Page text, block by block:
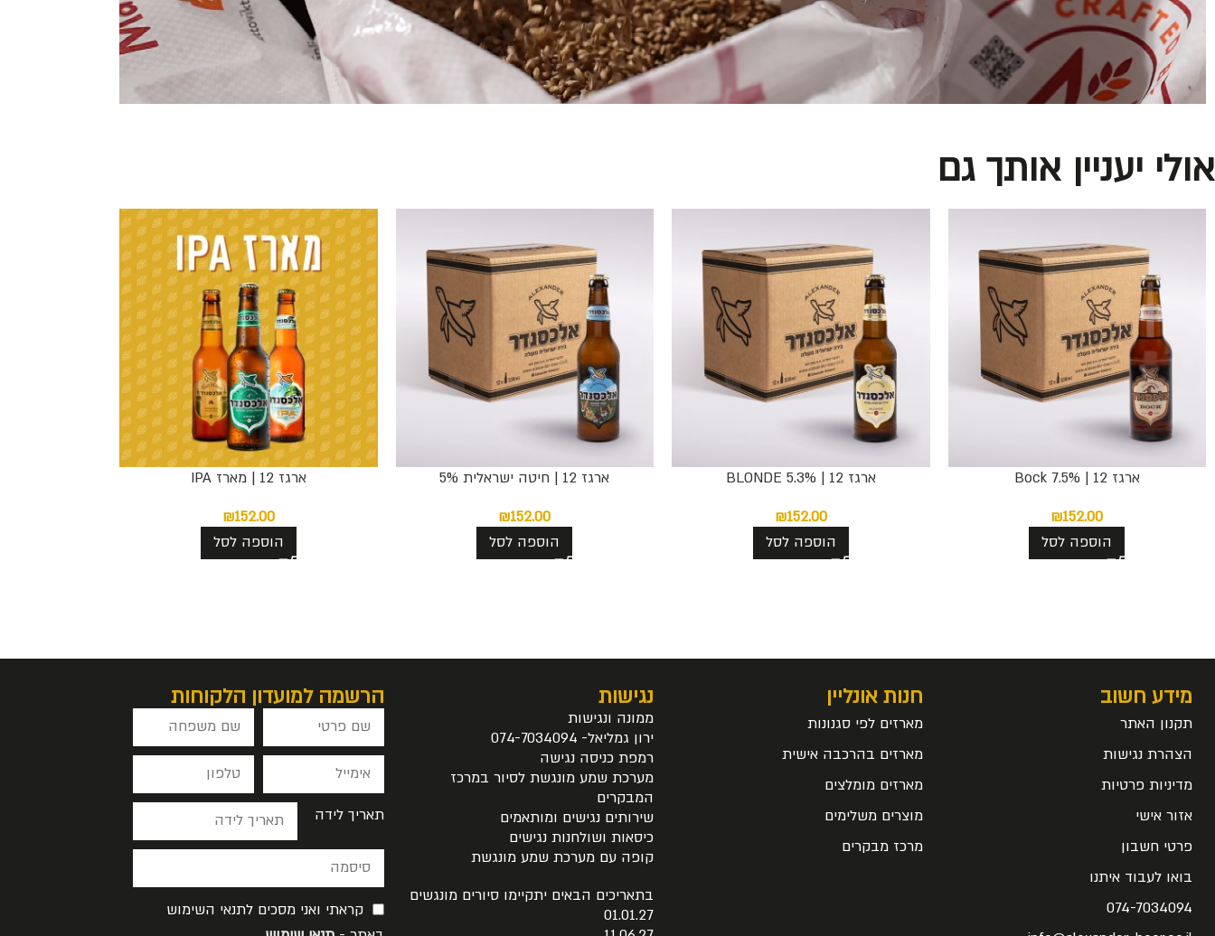
אולי יעניין אותך גם
ארגז 12 | 7.5% Bock
₪152.00
הוספה לסל
ארגז 12 | BLONDE 5.3%
₪152.00
הוספה לסל
ארגז 12 | חיטה ישראלית 5%
₪152.00
הוספה לסל
ארגז 12 | מארז IPA
₪152.00
הוספה לסל
מידע חשוב
תקנון האתר
הצהרת נגישות
מדיניות פרטיות
אזור אישי
פרטי חשבון
בואו לעבוד איתנו
074-7034094
חנות אונליין
מארזים לפי סגנונות
מארזים בהרכבה אישית
מארזים מומלצים
מוצרים משלימים
מרכז מבקרים
נגישות
ממונה ונגישות
ירון גמליאל- 074-7034094
רמפת כניסה נגישה
מערכת שמע מונגשת לסיור במרכז
המבקרים
שירותים נגישים ומותאמים
כיסאות ושולחנות נגישים
קופה עם מערכת שמע מונגשת
בתאריכים הבאים יתקיימו סיורים מונגשים
01.01.27
הרשמה למועדון הלקוחות
תאריך לידה
קראתי ואני מסכים לתנאי השימוש